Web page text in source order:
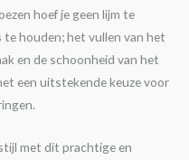
hoef je geen lijm te
te houden; het vullen van het
en de schoonheid van het
een uitstekende keuze voor
met dit prachtige en